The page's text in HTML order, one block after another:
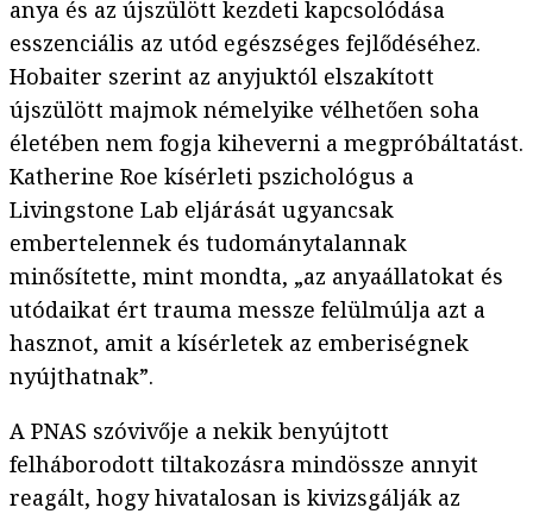
anya és az újszülött kezdeti kapcsolódása
esszenciális az utód egészséges fejlődéséhez.
Hobaiter szerint az anyjuktól elszakított
újszülött majmok némelyike vélhetően soha
életében nem fogja kiheverni a megpróbáltatást.
Katherine Roe kísérleti pszichológus a
Livingstone Lab eljárását ugyancsak
embertelennek és tudománytalannak
minősítette, mint mondta, „az anyaállatokat és
utódaikat ért trauma messze felülmúlja azt a
hasznot, amit a kísérletek az emberiségnek
nyújthatnak”.
A PNAS szóvivője a nekik benyújtott
felháborodott tiltakozásra mindössze annyit
reagált, hogy hivatalosan is kivizsgálják az